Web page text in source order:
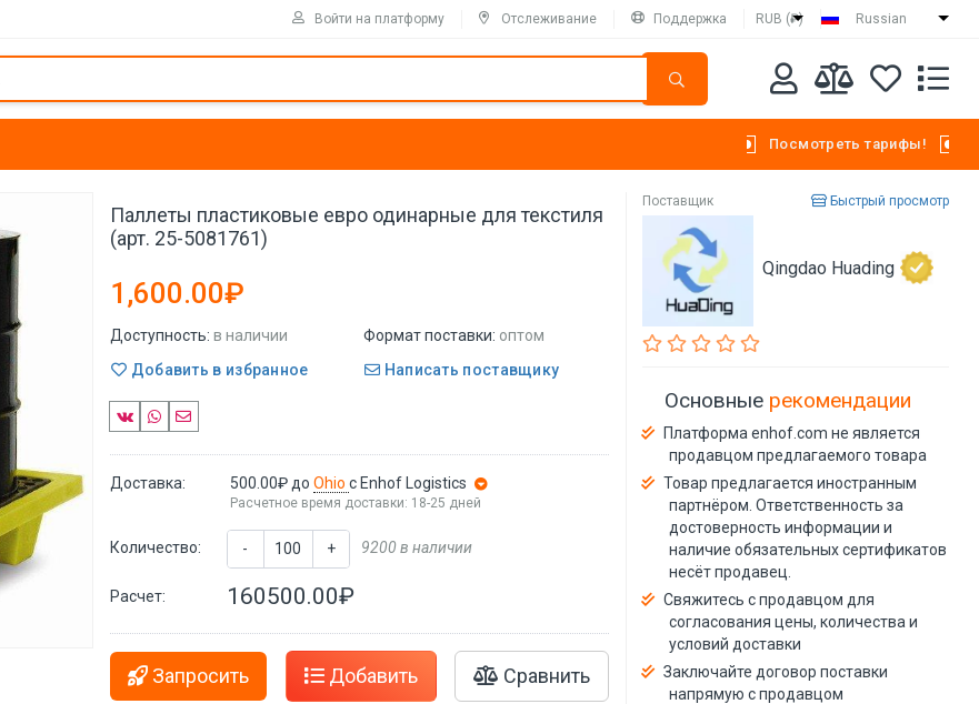
Войти на платформу Отслеживание Поддержка RUB (₽) Russian
Посмотреть тарифы!
Паллеты пластиковые евро одинарные для текстиля
(арт. 25-5081761)
1,600.00₽
Доступность: в наличии Формат поставки: оптом
Добавить в избранное
Написать поставщику
Доставка: 500.00₽ доOhioс Enhof Logistics
Расчетное время доставки: 18-25 дней
Количество: - + 9200 в наличии
Расчет: 160500.00₽
Запросить Добавить Сравнить
Поставщик Быстрый просмотр
Qingdao Huading
Основные рекомендации
Платформа enhof.com не является
продавцом предлагаемого товара
Товар предлагается иностранным
партнёром. Ответственность за
достоверность информации и
наличие обязательных сертификатов
несёт продавец.
Свяжитесь с продавцом для
согласования цены, количества и
условий доставки
Заключайте договор поставки
напрямую с продавцом